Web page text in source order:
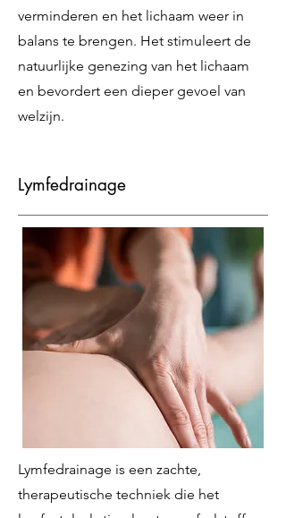
verminderen en het lichaam weer in
balans te brengen. Het stimuleert de
natuurlijke genezing van het lichaam
en bevordert een dieper gevoel van
welzijn.
Lymfedrainage
Lymfedrainage is een zachte,
therapeutische techniek die het